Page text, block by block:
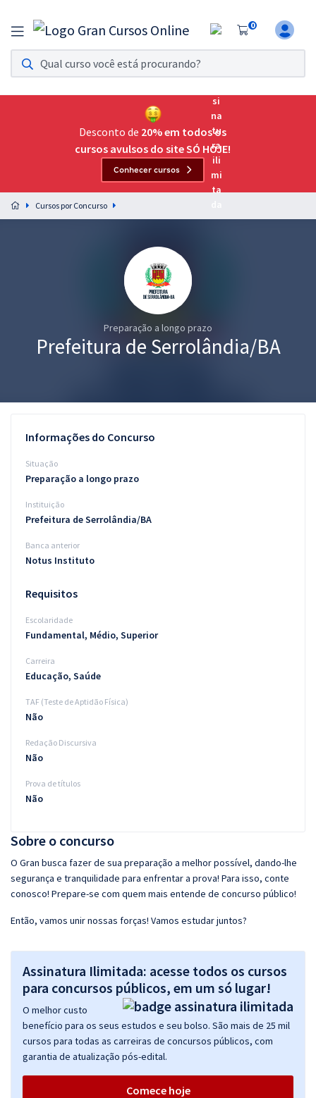
0
Assinatura Ilimitada 11
Acesso a todos os cursos. Teste grátis por 7 dias!
Assinatura OAB Até Passar
Acesso ilimitado a toda preparação para o Exame da
Preparação completa e intensiva para as principais
residências em saúde do Brasil
Graduação
Questões grátis
Blog
Aprovados
Desconto de 20% em todos os
cursos avulsos do site SÓ HOJE!
Conhecer cursos
Cursos por Concurso
Preparação a longo prazo
Prefeitura de Serrolândia/BA
Sobre o concurso
O Gran busca fazer de sua preparação a melhor possível, dando-lhe
segurança e tranquilidade para enfrentar a prova! Para isso, conte
conosco! Prepare-se com quem mais entende de concurso público!
Então, vamos unir nossas forças! Vamos estudar juntos?
Assinatura Ilimitada: acesse todos os cursos
para concursos públicos, em um só lugar!
O melhor custo
benefício para os seus estudos e seu bolso. São mais de 25 mil
cursos para todas as carreiras de concursos públicos, com
garantia de atualização pós-edital.
Comece hoje
Informações do Concurso
Situação
Preparação a longo prazo
Instituição
Prefeitura de Serrolândia/BA
Banca anterior
Notus Instituto
Requisitos
Escolaridade
Fundamental, Médio, Superior
Carreira
Educação, Saúde
TAF (Teste de Aptidão Física)
Não
Redação Discursiva
Não
Prova de títulos
Não